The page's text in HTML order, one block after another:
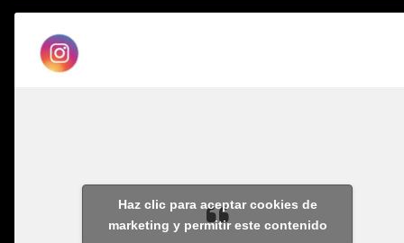
Haz clic para aceptar cookies de
marketing y permitir este contenido